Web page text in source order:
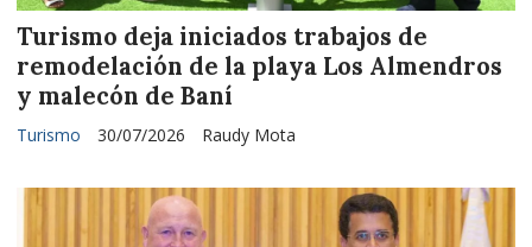
Turismo deja iniciados trabajos de
remodelación de la playa Los Almendros
y malecón de Baní
Raudy Mota
Turismo 30/07/2026